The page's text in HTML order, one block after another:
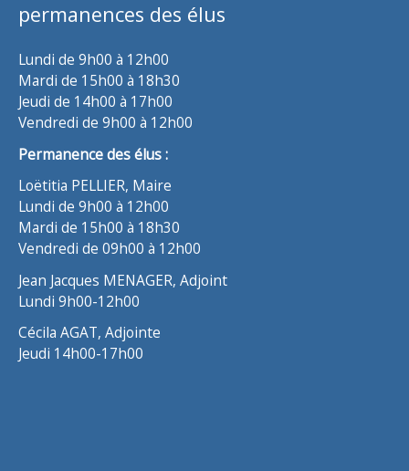
permanences des élus
Lundi de 9h00 à 12h00
Mardi de 15h00 à 18h30
Jeudi de 14h00 à 17h00
Vendredi de 9h00 à 12h00
Permanence des élus :
Loëtitia PELLIER, Maire
Lundi de 9h00 à 12h00
Mardi de 15h00 à 18h30
Vendredi de 09h00 à 12h00
Jean Jacques MENAGER, Adjoint
Lundi 9h00-12h00
Cécila AGAT, Adjointe
Jeudi 14h00-17h00